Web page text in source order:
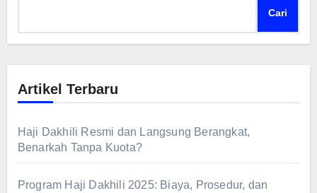
Cari
Artikel Terbaru
Haji Dakhili Resmi dan Langsung Berangkat,
Benarkah Tanpa Kuota?
Program Haji Dakhili 2025: Biaya, Prosedur, dan